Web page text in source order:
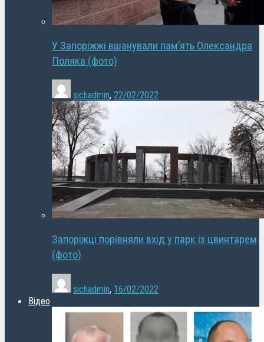
У Запоріжжі вшанували пам’ять Олександра
Поляка (фото)
sichadmin, 22/02/2022
Запоріжці порівняли вхід у парк із цвинтарем
(фото)
sichadmin, 16/02/2022
Відео